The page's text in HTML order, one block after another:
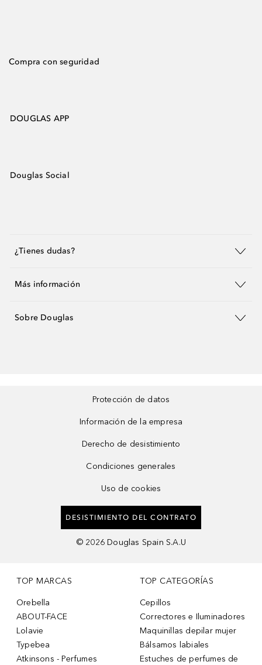
Compra con seguridad
DOUGLAS APP
Douglas Social
¿Tienes dudas?
Más información
Sobre Douglas
Protección de datos
Información de la empresa
Derecho de desistimiento
Condiciones generales
Uso de cookies
DESISTIMIENTO DEL CONTRATO
© 2026 Douglas Spain S.A.U
TOP MARCAS
Orebella
ABOUT-FACE
Lolavie
Typebea
Atkinsons - Perfumes
TOP CATEGORÍAS
Cepillos
Correctores e Iluminadores
Maquinillas depilar mujer
Bálsamos labiales
Estuches de perfumes de